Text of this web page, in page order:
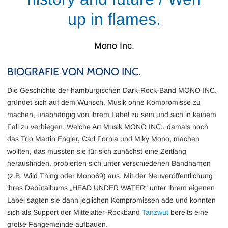
up in flames.
Mono Inc.
BIOGRAFIE VON MONO INC.
Die Geschichte der hamburgischen Dark-Rock-Band MONO INC.
gründet sich auf dem Wunsch, Musik ohne Kompromisse zu
machen, unabhängig von ihrem Label zu sein und sich in keinem
Fall zu verbiegen. Welche Art Musik MONO INC., damals noch
das Trio Martin Engler, Carl Fornia und Miky Mono, machen
wollten, das mussten sie für sich zunächst eine Zeitlang
herausfinden, probierten sich unter verschiedenen Bandnamen
(z.B. Wild Thing oder Mono69) aus. Mit der Neuveröffentlichung
ihres Debütalbums „HEAD UNDER WATER“ unter ihrem eigenen
Label sagten sie dann jeglichen Kompromissen ade und konnten
sich als Support der Mittelalter-Rockband Tanzwut bereits eine
große Fangemeinde aufbauen.